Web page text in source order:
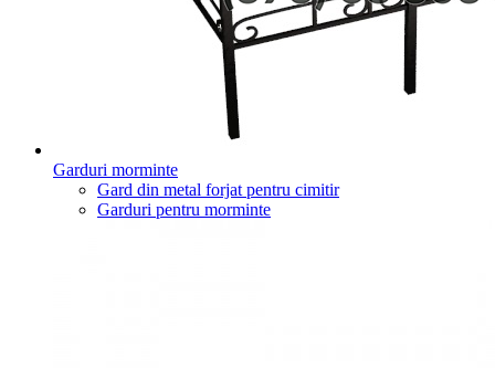
Garduri morminte
Gard din metal forjat pentru cimitir
Garduri pentru morminte